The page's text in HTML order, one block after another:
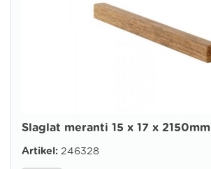
Slaglat meranti 15 x 17 x 2150mm
Artikel: 246328